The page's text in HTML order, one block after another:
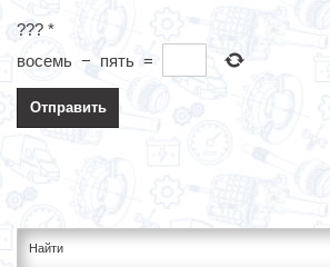
??? *
восемь − пять =